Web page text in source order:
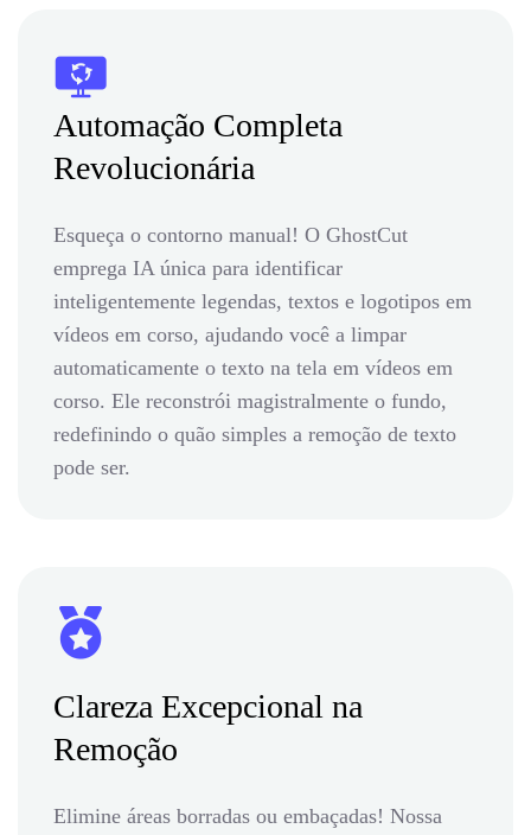
Automação Completa
Revolucionária
Esqueça o contorno manual! O GhostCut
emprega IA única para identificar
inteligentemente legendas, textos e logotipos em
vídeos em corso, ajudando você a limpar
automaticamente o texto na tela em vídeos em
corso. Ele reconstrói magistralmente o fundo,
redefinindo o quão simples a remoção de texto
pode ser.
Clareza Excepcional na
Remoção
Elimine áreas borradas ou embaçadas! Nossa